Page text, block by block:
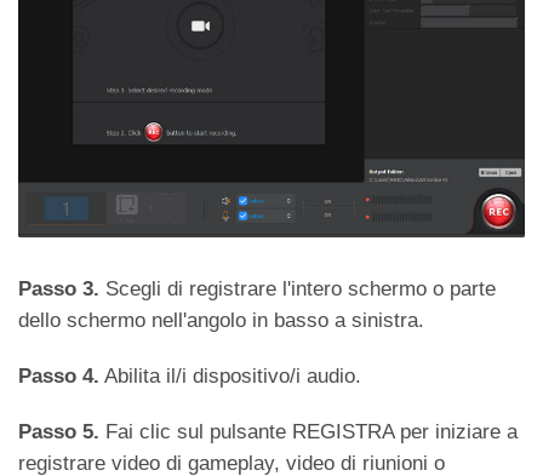
Passo 3. Scegli di registrare l'intero schermo o parte
dello schermo nell'angolo in basso a sinistra.
Passo 4. Abilita il/i dispositivo/i audio.
Passo 5. Fai clic sul pulsante REGISTRA per iniziare a
registrare video di gameplay, video di riunioni o